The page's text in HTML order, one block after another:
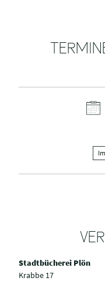
Stadtbücherei Plön
Krabbe 17